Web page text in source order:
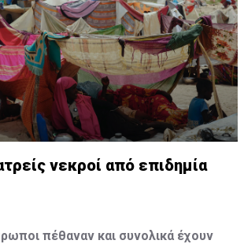
νεκροί από επιδημία
πέθαναν και συνολικά έχουν